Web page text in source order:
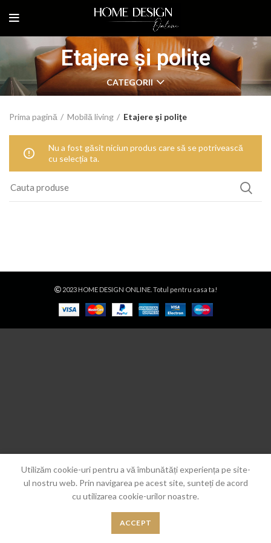
Etajere şi poliţe
CATEGORII
Prima pagină Mobilă living Etajere şi poliţe
Nu a fost găsit niciun produs care să se potrivească
cu selecția ta.
2023 HOME DESIGN ONLINE. Totul pentru casa ta!
Utilizăm cookie-uri pentru a vă îmbunătăți experiența pe site-
ul nostru web. Prin navigarea pe acest site, sunteți de acord
cu utilizarea cookie-urilor noastre.
ACCEPT